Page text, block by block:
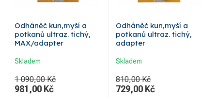
Odháněč kun,myší a
potkanů ultraz. tichý,
MAX/adapter
Skladem
1 090,00 Kč
981,00 Kč
Odháněč kun,myší a
potkanů ultraz. tichý,
adapter
Skladem
810,00 Kč
729,00 Kč